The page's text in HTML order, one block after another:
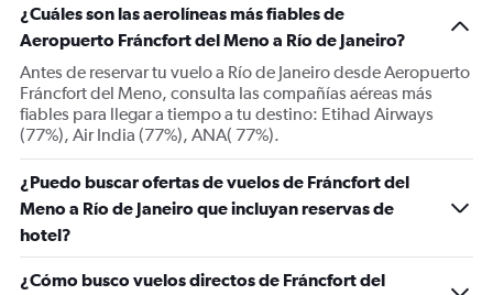
Y
axis
displaying
Number
of
flights.
Range:
to
60.
¿Cuáles son las aerolíneas más fiables de
Aeropuerto Fráncfort del Meno a Río de Janeiro?
Antes de reservar tu vuelo a Río de Janeiro desde Aeropuerto
Fráncfort del Meno, consulta las compañías aéreas más
fiables para llegar a tiempo a tu destino: Etihad Airways
(77%), Air India (77%), ANA( 77%).
¿Puedo buscar ofertas de vuelos de Fráncfort del
Meno a Río de Janeiro que incluyan reservas de
hotel?
¿Cómo busco vuelos directos de Fráncfort del